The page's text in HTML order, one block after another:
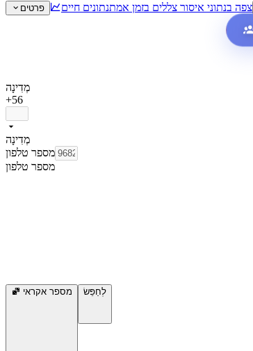
פרטים
צפה בנתוני איסור צללים בזמן אמתנתונים חיים
מְדִינָה
+56
מְדִינָה
מספר טלפון
מספר טלפון
מספר אקראי לְחַפֵּשׂ